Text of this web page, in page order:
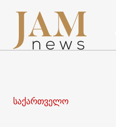
საქართველო